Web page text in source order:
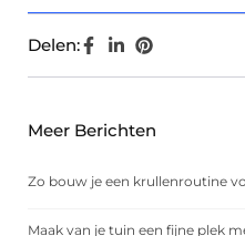
Delen:
Meer Berichten
Zo bouw je een krullenroutine
Maak van je tuin een fijne plek